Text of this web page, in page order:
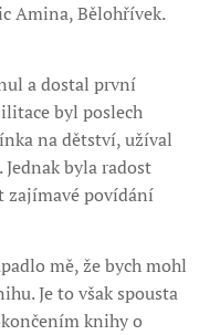
Amina, Bělohřívek.
a dostal první
byl poslech
na dětství, užíval
byla radost
zajímavé povídání
mě, že bych mohl
Je to však spousta
knihy o